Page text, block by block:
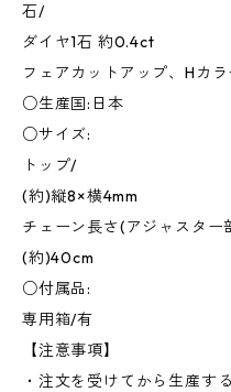
石/
ダイヤ1石 約0.4ct
フェアカットアップ、Hカラ
○生産国:日本
○サイズ:
トップ/
(約)縦8×横4mm
チェーン長さ(アジャスター
(約)40cm
○付属品:
専用箱/有
【注意事項】
・注文を受けてから生産す